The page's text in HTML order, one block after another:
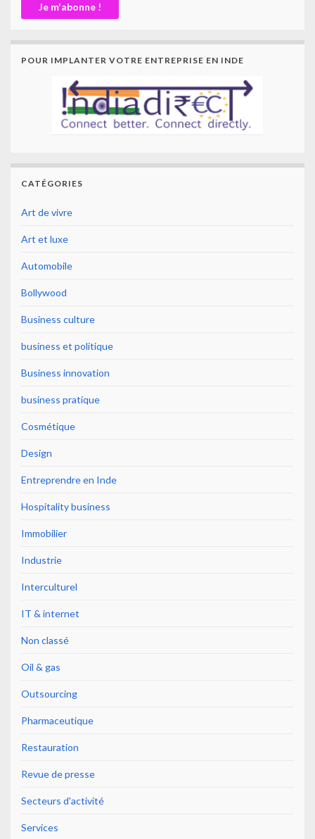
POUR IMPLANTER VOTRE ENTREPRISE EN INDE
CATÉGORIES
Art de vivre
Art et luxe
Automobile
Bollywood
Business culture
business et politique
Business innovation
business pratique
Cosmétique
Design
Entreprendre en Inde
Hospitality business
Immobilier
Industrie
Interculturel
IT & internet
Non classé
Oil & gas
Outsourcing
Pharmaceutique
Restauration
Revue de presse
Secteurs d'activité
Services